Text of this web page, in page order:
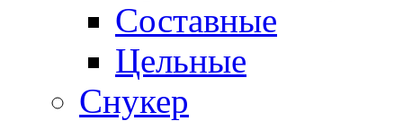
Составные
Цельные
Снукер